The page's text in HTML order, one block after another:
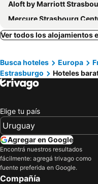
Aloft by Marriott Strasbourg City
Mercure Strasbourg
ibis Strasbourg Centre
Hotel Rohan
Hôtel de l'Europe by
Le Kleber Hotel
Regent Contades
ibis Styles Strasbourg Centre Petite
L'EUROSEBASTOPOL
Ver todos los alojamientos
Busca hoteles Europa
Estrasburgo
Hoteles
Elige tu país
Agregar en Google
Encontrá nuestros resultados
fácilmente: agregá trivago como
fuente preferida en Google.
Compañía